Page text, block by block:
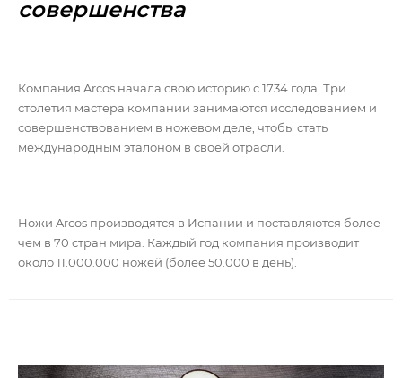
совершенства
Компания Arcos начала свою историю с 1734 года. Три
столетия мастера компании занимаются исследованием и
совершенствованием в ножевом деле, чтобы стать
международным эталоном в своей отрасли.
Ножи Arcos производятся в Испании и поставляются более
чем в 70 стран мира. Каждый год компания производит
около 11.000.000 ножей (более 50.000 в день).